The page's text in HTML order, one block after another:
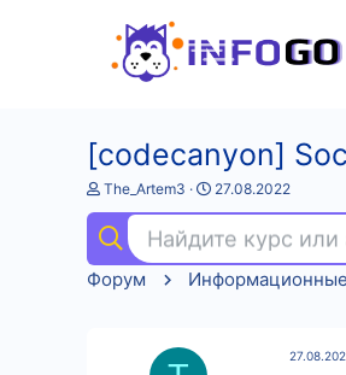
[codecanyon]
А
т
о
р
т
The_Artem3
Д
а
н
а
27.08.2022
Найдите курс
Форум